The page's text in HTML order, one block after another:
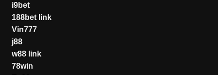
i9bet
188bet link
Vin777
j88
w88 link
78win